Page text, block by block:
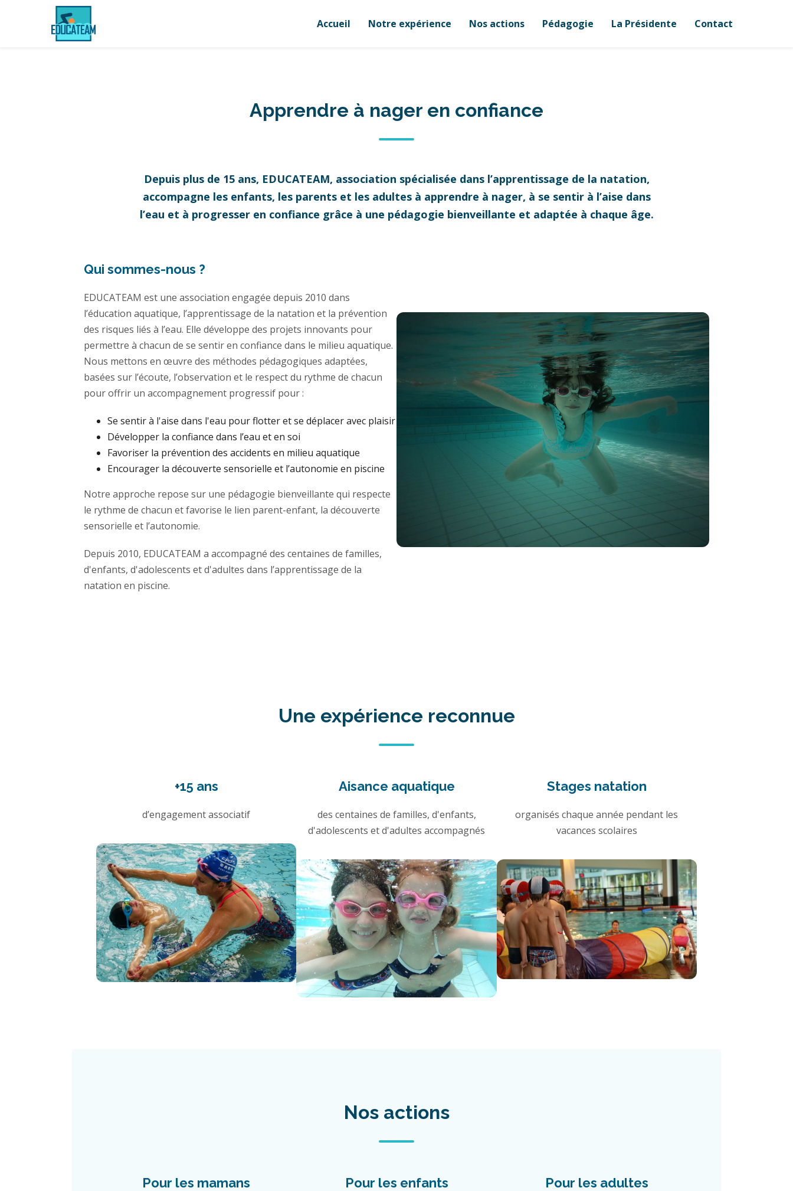
Accueil Notre expérience Nos actions Pédagogie La Présidente Contact
Apprendre à nager en confiance
Depuis plus de 15 ans, EDUCATEAM, association spécialisée dans l’apprentissage de la natation,
accompagne les enfants, les parents et les adultes à apprendre à nager, à se sentir à l’aise dans
l’eau et à progresser en confiance grâce à une pédagogie bienveillante et adaptée à chaque âge.
Qui sommes-nous ?
EDUCATEAM est une association engagée depuis 2010 dans
l’éducation aquatique, l’apprentissage de la natation et la prévention
des risques liés à l’eau. Elle développe des projets innovants pour
permettre à chacun de se sentir en confiance dans le milieu aquatique.
Nous mettons en œuvre des méthodes pédagogiques adaptées,
basées sur l’écoute, l’observation et le respect du rythme de chacun
pour offrir un accompagnement progressif pour :
Se sentir à l'aise dans l'eau pour flotter et se déplacer avec plaisir
Développer la confiance dans l’eau et en soi
Favoriser la prévention des accidents en milieu aquatique
Encourager la découverte sensorielle et l’autonomie en piscine
Notre approche repose sur une pédagogie bienveillante qui respecte
le rythme de chacun et favorise le lien parent-enfant, la découverte
sensorielle et l’autonomie.
Depuis 2010, EDUCATEAM a accompagné des centaines de familles,
d'enfants, d'adolescents et d'adultes dans l’apprentissage de la
natation en piscine.
Une expérience reconnue
+15 ans
d’engagement associatif
Aisance aquatique
des centaines de familles, d'enfants,
d'adolescents et d'adultes accompagnés
Stages natation
organisés chaque année pendant les
vacances scolaires
Nos actions
Pour les mamans Pour les enfants Pour les adultes